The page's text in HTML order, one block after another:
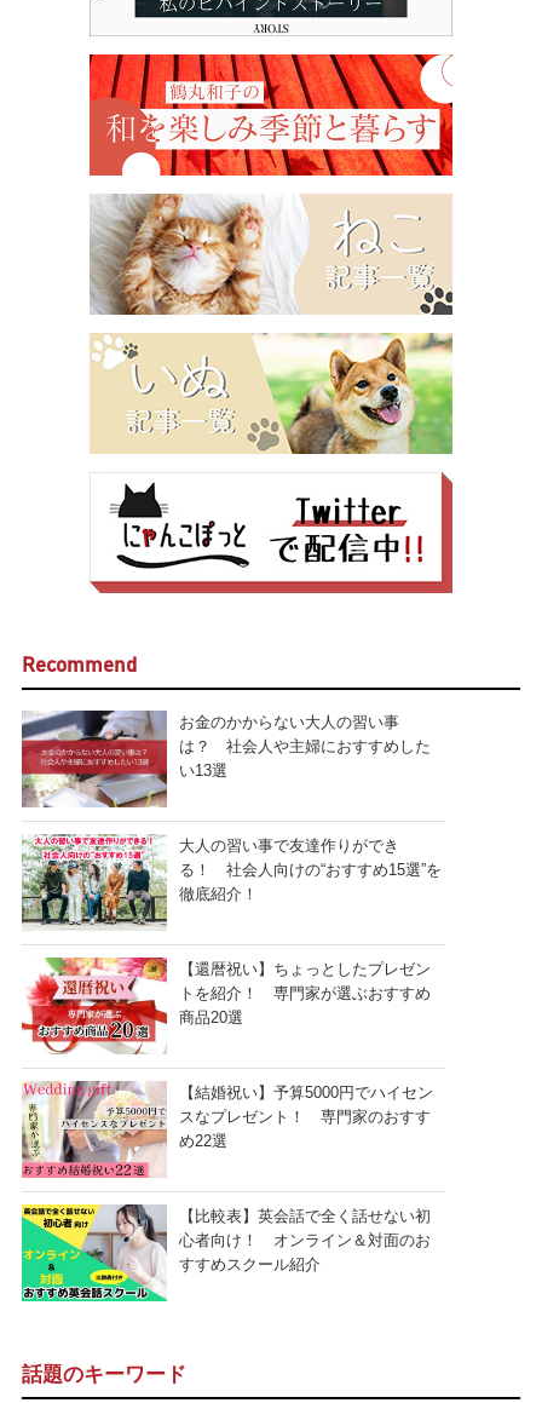
Recommend
お金のかからない大人の習い事
は？ 社会人や主婦におすすめした
い13選
大人の習い事で友達作りができ
る！ 社会人向けの“おすすめ15選”を
徹底紹介！
【還暦祝い】ちょっとしたプレゼン
トを紹介！ 専門家が選ぶおすすめ
商品20選
【結婚祝い】予算5000円でハイセン
スなプレゼント！ 専門家のおすす
め22選
【比較表】英会話で全く話せない初
心者向け！ オンライン＆対面のお
すすめスクール紹介
話題のキーワード